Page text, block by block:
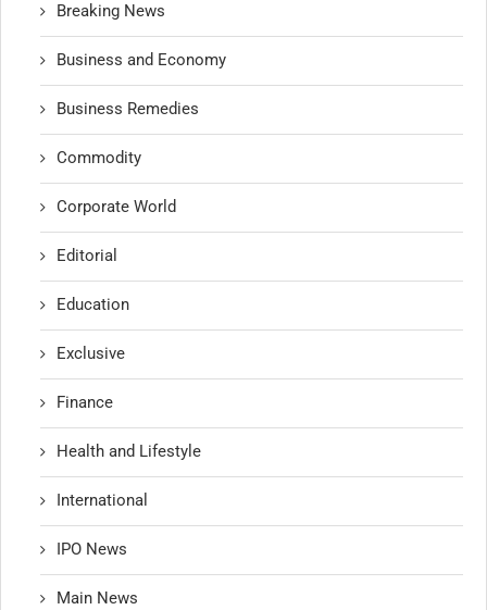
Breaking News
Business and Economy
Business Remedies
Commodity
Corporate World
Editorial
Education
Exclusive
Finance
Health and Lifestyle
International
IPO News
Main News